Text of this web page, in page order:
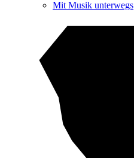
Mit Musik unterwegs